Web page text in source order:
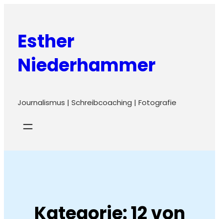
springen
Esther
Niederhammer
Journalismus | Schreibcoaching | Fotografie
Kategorie:12 von